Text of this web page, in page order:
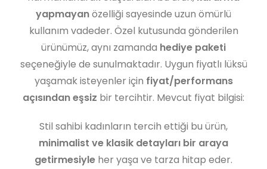
yapmayanözelliği sayesinde uzun ömürlü
kullanım vadeder. Özel kutusunda gönderilen
ürünümüz, aynı zamanda hediye paketi
seçeneğiyle de sunulmaktadır. Uygun fiyatlı lüksü
yaşamak isteyenler için fiyat/performans
açısından eşsiz bir tercihtir. Mevcut fiyat bilgisi:
Stil sahibi kadınların tercih ettiği bu ürün,
minimalist ve klasik detayları bir araya
getirmesiyle her yaşa ve tarza hitap eder.